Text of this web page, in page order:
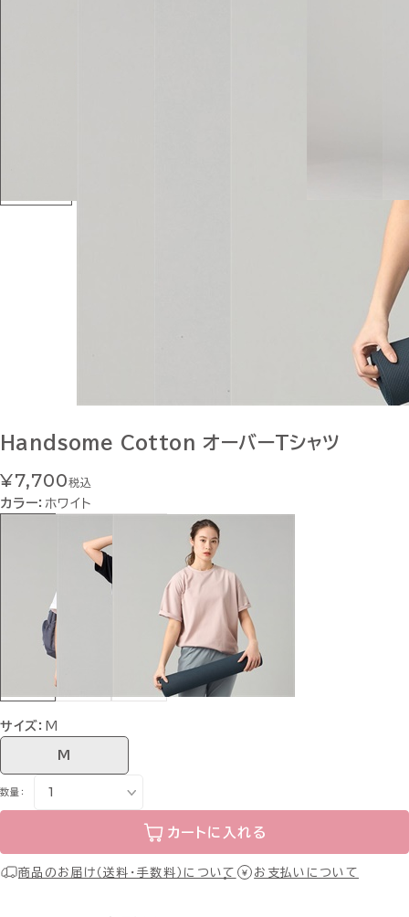
Handsome Cotton オーバーTシャツ
¥7,700税込
カラー： ホワイト
サイズ： M
M
数量：
カートに入れる
商品のお届け（送料・手数料）について お支払いについて